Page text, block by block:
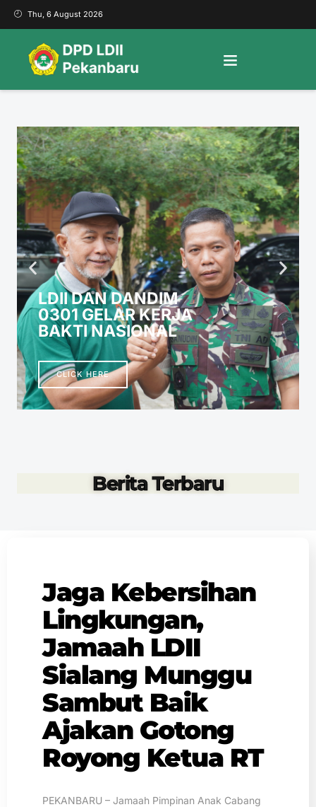
Thu, 6 August 2026
LDII DAN DANDIM
0301 GELAR KERJA
BAKTI NASIONAL
CLICK HERE
Berita Terbaru
Jaga Kebersihan
Lingkungan,
Jamaah LDII
Sialang Munggu
Sambut Baik
Ajakan Gotong
Royong Ketua RT
PEKANBARU – Jamaah Pimpinan Anak Cabang